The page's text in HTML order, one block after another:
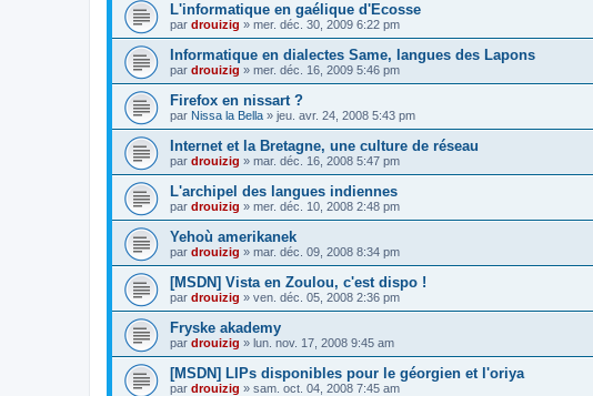
L'informatique en gaélique d'Ecosse
par drouizig » mer. déc. 30, 2009 6:22 pm
Informatique en dialectes Same, langues des Lapons
par drouizig » mer. déc. 16, 2009 5:46 pm
Firefox en nissart ?
par Nissa la Bella » jeu. avr. 24, 2008 5:43 pm
Internet et la Bretagne, une culture de réseau
par drouizig » mar. déc. 16, 2008 5:47 pm
L'archipel des langues indiennes
par drouizig » mer. déc. 10, 2008 2:48 pm
Yehoù amerikanek
par drouizig » mar. déc. 09, 2008 8:34 pm
[MSDN] Vista en Zoulou, c'est dispo !
par drouizig » ven. déc. 05, 2008 2:36 pm
Fryske akademy
par drouizig » lun. nov. 17, 2008 9:45 am
[MSDN] LIPs disponibles pour le géorgien et l'oriya
par drouizig » sam. oct. 04, 2008 7:45 am